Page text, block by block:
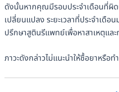
ดังนั้นหากคุณมีรอบประจำเดือนที่ผิ
เปลี่ยนแปลง ระยะเวลาที่ประจำเดื
ปรึกษาสูตินรีแพทย์เพื่อหาสาเหตุแล
ภาวะดังกล่าวไม่แนะนำให้ซื้อยาหรือ